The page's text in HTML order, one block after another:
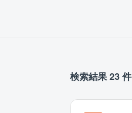
検索結果 23 件